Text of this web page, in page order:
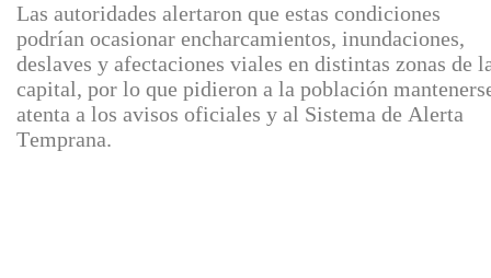
Las autoridades alertaron que estas condiciones
podrían ocasionar encharcamientos, inundaciones,
deslaves y afectaciones viales en distintas zonas de
capital, por lo que pidieron a la población
atenta a los avisos oficiales y al Sistema de Alerta
Temprana.